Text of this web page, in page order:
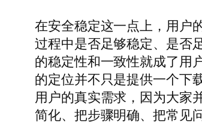
在安全稳定这一点上，用户
过程中是否足够稳定、是否
的稳定性和一致性就成了用
的定位并不只是提供一个下
用户的真实需求，因为大家
简化、把步骤明确、把常见